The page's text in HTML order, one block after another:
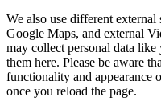
We also use different
Google Maps, and external
may collect personal data
them here. Please be aware
functionality and appearance
once you reload the page.